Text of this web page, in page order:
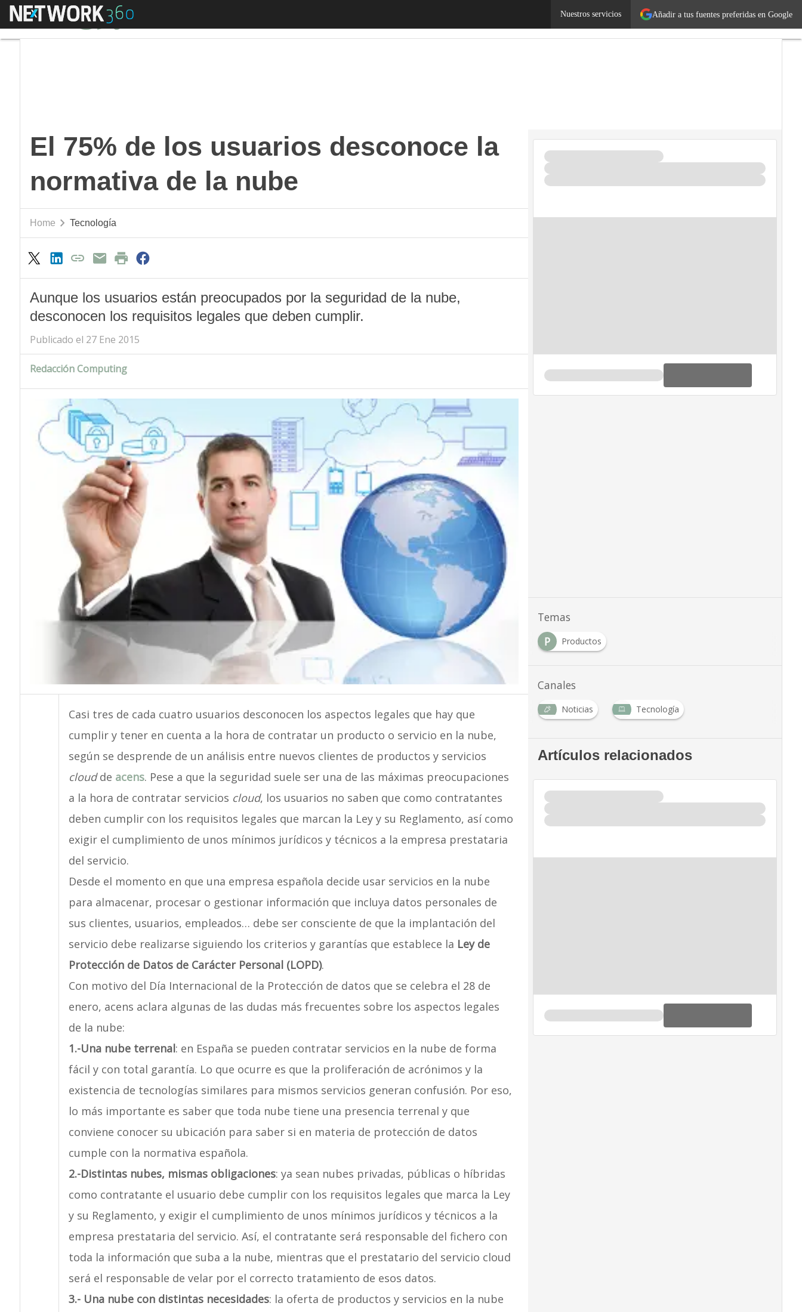
Añadir a tus fuentes preferidas en Google
Nuestros servicios
Menú LegislaciónTecnología
El 75% de los usuarios desconoce la
normativa de la nube
Home Tecnología
Aunque los usuarios están preocupados por la seguridad de la nube,
desconocen los requisitos legales que deben cumplir.
Publicado el 27 Ene 2015
Redacción Computing
Casi tres de cada cuatro usuarios desconocen los aspectos legales que hay que
cumplir y tener en cuenta a la hora de contratar un producto o servicio en la nube,
según se desprende de un análisis entre nuevos clientes de productos y servicios
cloudde acens. Pese a que la seguridad suele ser una de las máximas preocupaciones
a la hora de contratar servicios cloud, los usuarios no saben que como contratantes
deben cumplir con los requisitos legales que marcan la Ley y su Reglamento, así como
exigir el cumplimiento de unos mínimos jurídicos y técnicos a la empresa prestataria
del servicio.
Desde el momento en que una empresa española decide usar servicios en la nube
para almacenar, procesar o gestionar información que incluya datos personales de
sus clientes, usuarios, empleados… debe ser consciente de que la implantación del
servicio debe realizarse siguiendo los criterios y garantías que establece la Ley de
Protección de Datos de Carácter Personal (LOPD).
Con motivo del Día Internacional de la Protección de datos que se celebra el 28 de
enero, acens aclara algunas de las dudas más frecuentes sobre los aspectos legales
de la nube:
1.-Una nube terrenal: en España se pueden contratar servicios en la nube de forma
fácil y con total garantía. Lo que ocurre es que la proliferación de acrónimos y la
existencia de tecnologías similares para mismos servicios generan confusión. Por eso,
lo más importante es saber que toda nube tiene una presencia terrenal y que
conviene conocer su ubicación para saber si en materia de protección de datos
cumple con la normativa española.
2.-Distintas nubes, mismas obligaciones: ya sean nubes privadas, públicas o híbridas
como contratante el usuario debe cumplir con los requisitos legales que marca la Ley
y su Reglamento, y exigir el cumplimiento de unos mínimos jurídicos y técnicos a la
empresa prestataria del servicio. Así, el contratante será responsable del fichero con
toda la información que suba a la nube, mientras que el prestatario del servicio cloud
será el responsable de velar por el correcto tratamiento de esos datos.
3.- Una nube con distintas necesidades: la oferta de productos y servicios en la nube
Temas
P
Productos
Canales
Noticias Tecnología
Artículos relacionados